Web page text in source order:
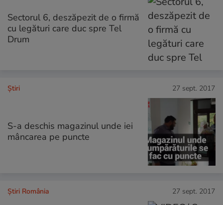
Sectorul 6, deszăpezit de o firmă
cu legături care duc spre Tel
Drum
Ştiri 27 sept. 2017
S-a deschis magazinul unde iei
mâncarea pe puncte
Știri România 27 sept. 2017